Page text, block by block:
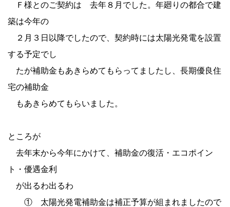
Ｆ様とのご契約は 去年８月でした。年廻りの都合で建
築は今年の
２月３日以降でしたので、契約時には太陽光発電を設置
する予定でし
たが補助金もあきらめてもらってましたし、長期優良住
宅の補助金
もあきらめてもらいました。
ところが
去年末から今年にかけて、補助金の復活・エコポイン
ト・優遇金利
が出るわ出るわ
① 太陽光発電補助金は補正予算が組まれましたので